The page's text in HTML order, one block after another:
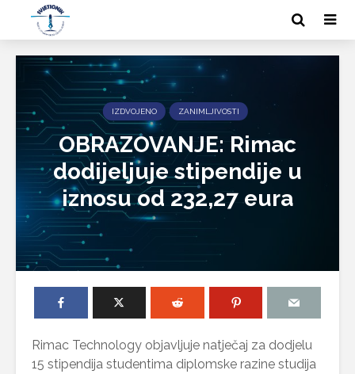
IZDVOJENO ZANIMLJIVOSTI
OBRAZOVANJE: Rimac
dodijeljuje stipendije u
iznosu od 232,27 eura
Rimac Technology objavljuje natječaj za dodjelu
15 stipendija studentima diplomske razine studija